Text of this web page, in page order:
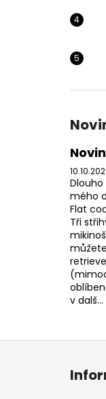
mého
Flat
Tři
v dalš...
Z